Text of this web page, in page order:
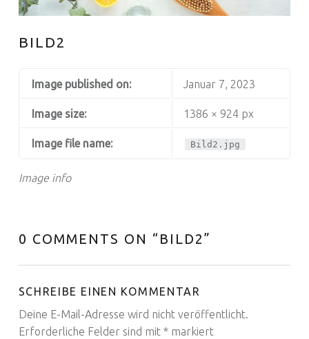
BILD2
Image info
Image published on: Januar 7, 2023
Image size: 1386 × 924 px
Image file name: Bild2.jpg
0 COMMENTS ON “ BILD2”
SCHREIBE EINEN KOMMENTAR
Deine E-Mail-Adresse wird nicht veröffentlicht.
Erforderliche Felder sind mit *markiert